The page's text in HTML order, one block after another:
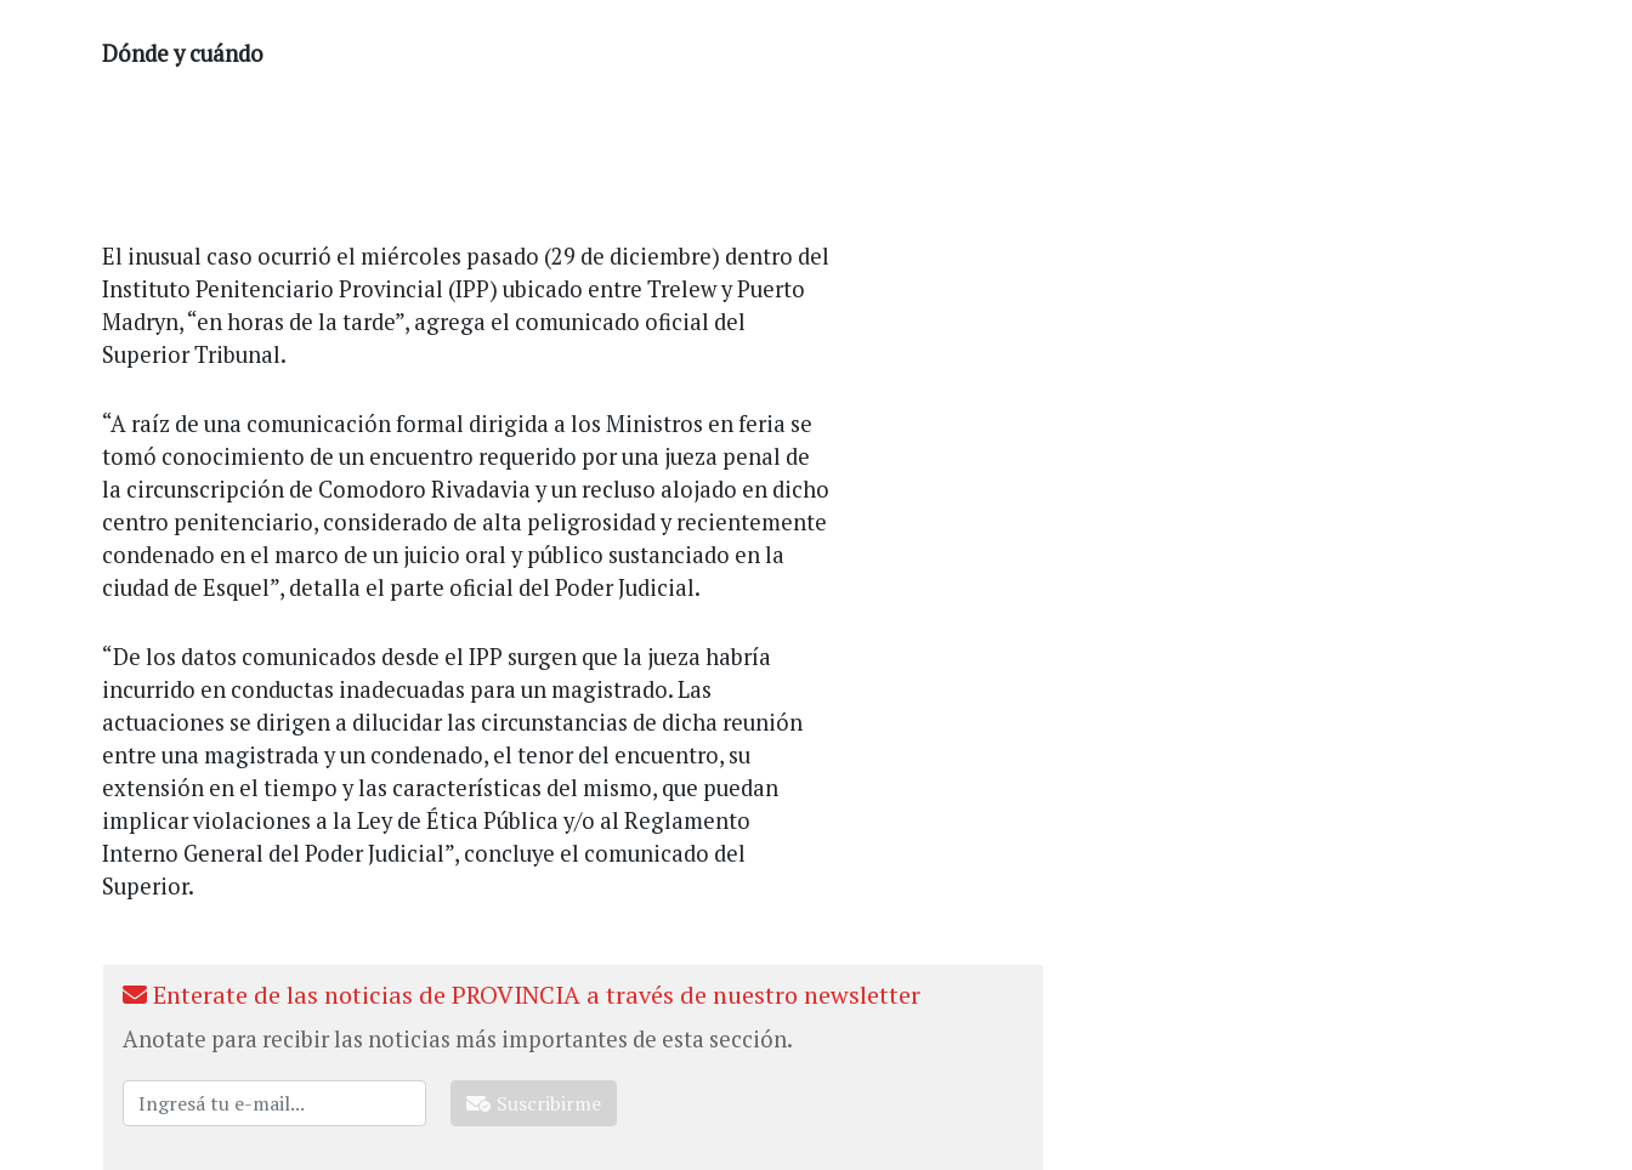
Dónde y cuándo
El inusual caso ocurrió el miércoles pasado (29 de diciembre) dentro del
Instituto Penitenciario Provincial (IPP) ubicado entre Trelew y Puerto
Madryn, “en horas de la tarde”, agrega el comunicado oficial del
Superior Tribunal.
“A raíz de una comunicación formal dirigida a los Ministros en feria se
tomó conocimiento de un encuentro requerido por una jueza penal de
la circunscripción de Comodoro Rivadavia y un recluso alojado en dicho
centro penitenciario, considerado de alta peligrosidad y recientemente
condenado en el marco de un juicio oral y público sustanciado en la
ciudad de Esquel”, detalla el parte oficial del Poder Judicial.
“De los datos comunicados desde el IPP surgen que la jueza habría
incurrido en conductas inadecuadas para un magistrado. Las
actuaciones se dirigen a dilucidar las circunstancias de dicha reunión
entre una magistrada y un condenado, el tenor del encuentro, su
extensión en el tiempo y las características del mismo, que puedan
implicar violaciones a la Ley de Ética Pública y/o al Reglamento
Interno General del Poder Judicial”, concluye el comunicado del
Superior.
Enterate de las noticias de PROVINCIA a través de nuestro newsletter
Anotate para recibir las noticias más importantes de esta sección.
Suscribirme